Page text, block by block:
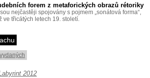
forem z metaforických obrazů rétoriky
nejčastěji spojovány s pojmem „sonátová forma“,
ve třicátých letech 19. století.